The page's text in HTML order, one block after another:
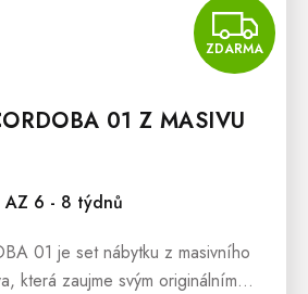
ZDARMA
01 Z MASIVU
AZ 6 - 8 týdnů
01 je set nábytku z masivního
která zaujme svým originálním